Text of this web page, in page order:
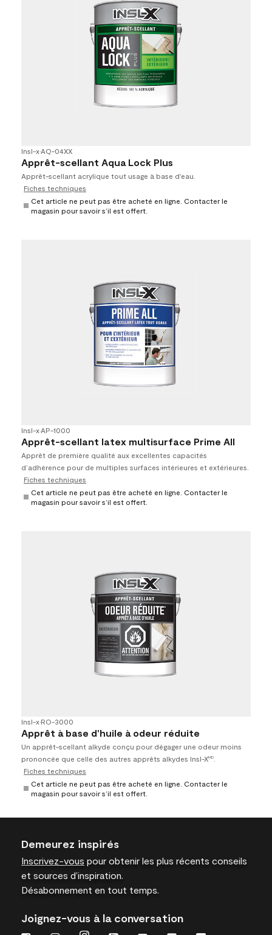
Insl-x•AQ-04XX
Apprêt-scellant Aqua Lock Plus
Apprêt-scellant acrylique tout usage à base d'eau.
Fiches techniques
Cet article ne peut pas être acheté en ligne. Contacter le
magasin pour savoir s’il est offert.
Insl-x•AP-1000
Apprêt-scellant latex multisurface Prime All
Apprêt de première qualité aux excellentes capacités
d’adhérence pour de multiples surfaces intérieures et extérieures.
Fiches techniques
Cet article ne peut pas être acheté en ligne. Contacter le
magasin pour savoir s’il est offert.
Insl-x•RO-3000
Apprêt à base d'huile à odeur réduite
Un apprêt-scellant alkyde conçu pour dégager une odeur moins
prononcée que celle des autres apprêts alkydes Insl-XMD
Fiches techniques
Cet article ne peut pas être acheté en ligne. Contacter le
magasin pour savoir s’il est offert.
Demeurez inspirés
Inscrivez-vous pour obtenir les plus récents conseils
et sources d’inspiration.
Désabonnement en tout temps.
Joignez-vous à la conversation